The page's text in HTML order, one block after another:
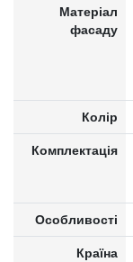
Матеріал
фасаду
Колір
Комплектація
Особливості
Країна